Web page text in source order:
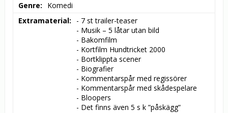
Genre
Komedi
Extramaterial
- 7 st trailer-teaser
- Musik – 5 låtar utan bild
- Bakomfilm
- Kortfilm Hundtricket 2000
- Bortklippta scener
- Biografier
- Kommentarspår med regissörer
- Kommentarspår med skådespelare
- Bloopers
- Det finns även 5 s k ”påskägg”